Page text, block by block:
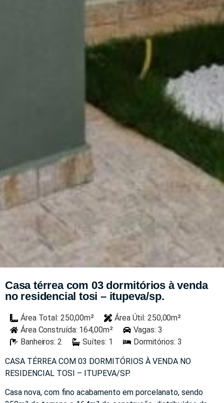
Casa térrea com 03 dormitórios à venda
no residencial tosi – itupeva/sp.
Área Total: 250,00m²
Área Útil: 250,00m²
Área Construída: 164,00m²
Vagas: 3
Banheiros: 2
Suítes: 1 Dormitórios: 3
CASA TÉRREA COM 03 DORMITÓRIOS À VENDA NO
RESIDENCIAL TOSI – ITUPEVA/SP.
Casa nova, com fino acabamento em porcelanato, sendo